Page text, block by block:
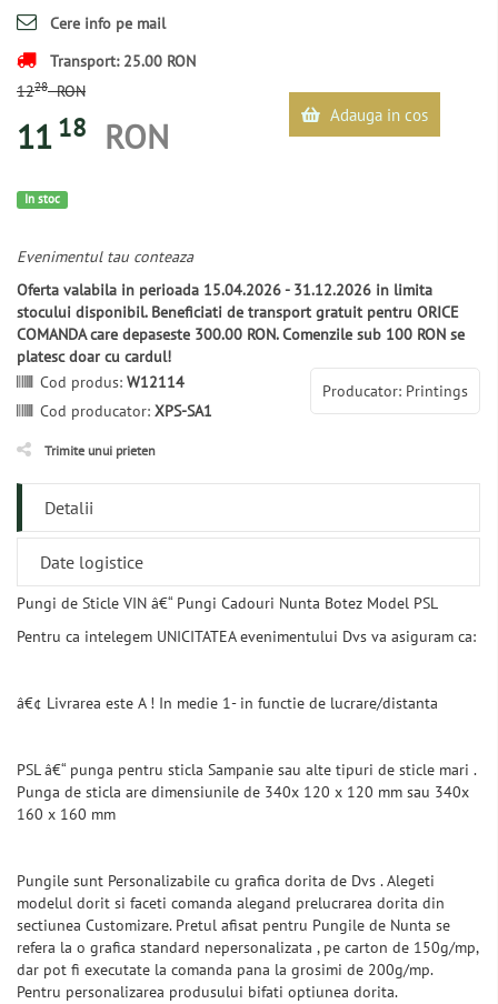
Cere info pe mail
Transport: 25.00 RON
1228RON
11 18 RON Adauga in cos
In stoc
Evenimentul tau conteaza
Oferta valabila in perioada 15.04.2026 - 31.12.2026 in limita
stocului disponibil. Beneficiati de transport gratuit pentru ORICE
COMANDA care depaseste 300.00 RON. Comenzile sub 100 RON se
platesc doar cu cardul!
Producator: Printings
Cod produs: W12114
Cod producator: XPS-SA1
Trimite unui prieten
Detalii
Date logistice
Pungi de Sticle VIN â€“ Pungi Cadouri Nunta Botez Model PSL
Pentru ca intelegem UNICITATEA evenimentului Dvs va asiguram ca:
â€¢ Livrarea este A ! In medie 1- in functie de lucrare/distanta
PSL â€“ punga pentru sticla Sampanie sau alte tipuri de sticle mari .
Punga de sticla are dimensiunile de 340x 120 x 120 mm sau 340x
160 x 160 mm
Pungile sunt Personalizabile cu grafica dorita de Dvs . Alegeti
modelul dorit si faceti comanda alegand prelucrarea dorita din
sectiunea Customizare. Pretul afisat pentru Pungile de Nunta se
refera la o grafica standard nepersonalizata , pe carton de 150g/mp,
dar pot fi executate la comanda pana la grosimi de 200g/mp.
Pentru personalizarea produsului bifati optiunea dorita.